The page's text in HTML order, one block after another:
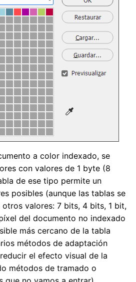
a color indexado, se
con valores de 1 byte (8
de ese tipo permite un
posibles (aunque las tablas se
valores: 7 bits, 4 bits, 1 bit,
del documento no indexado
más cercano de la tabla
métodos de adaptación
el efecto visual de la
métodos de tramado o